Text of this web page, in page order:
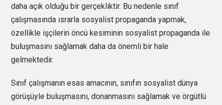
daha açık olduğu bir gerçekliktir. Bu nedenle sınıf
çalışmasında ısrarla sosyalist propaganda yapmak,
özellikle işçilerin öncü kesiminin sosyalist propaganda ile
buluşmasını sağlamak daha da önemli bir hale
gelmektedir.
Sınıf çalışmanın esas amacının, sınıfın sosyalist dünya
görüşüyle buluşmasını, donanmasını sağlamak ve örgütlü